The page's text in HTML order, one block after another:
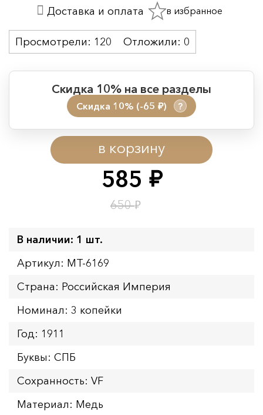
585 руб.
650₽
в корзину
Скидка 10% на все разделы
Скидка 10% (-65 руб.) ?
Период действия акции:
Начало:
08.08.2026 00:01
Окончание:
09.08.2026 23:59
Время до окончания:
Просмотрели: 120 Отложили: 0
Доставка и оплата в избранное
В наличии: 1 шт.
Артикул: MT-6169
Страна: Российская Империя
Номинал: 3 копейки
Год: 1911
Буквы: СПБ
Сохранность: VF
Материал: Медь